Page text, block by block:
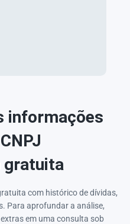
informações
gratuita
com histórico de dívidas,
Para aprofundar a análise,
em uma consulta sob